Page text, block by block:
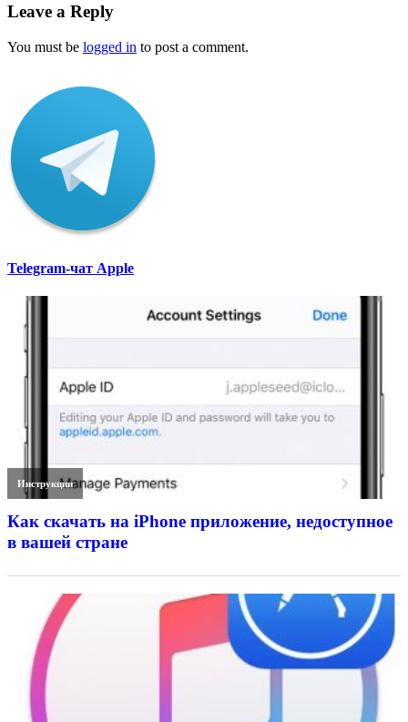
Leave a Reply
You must be logged in to post a comment.
Telegram-чат Apple
Инструкции
Как скачать на iPhone приложение, недоступное
в вашей стране